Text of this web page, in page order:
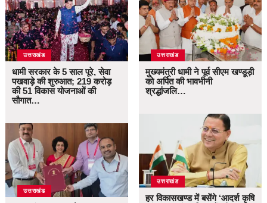
उत्तराखंड
धामी सरकार के 5 साल पूरे, सेवा
पखवाड़े की शुरुआत; 219 करोड़
की 51 विकास योजनाओं की
सौगात…
उत्तराखंड
उत्तराखंड
मुख्यमंत्री धामी ने पूर्व सीएम खण्डूड़ी
को अर्पित की भावभीनी
श्रद्धांजलि…
उत्तराखंड
हर विकासखण्ड में बसेंगे ‘आदर्श कृषि